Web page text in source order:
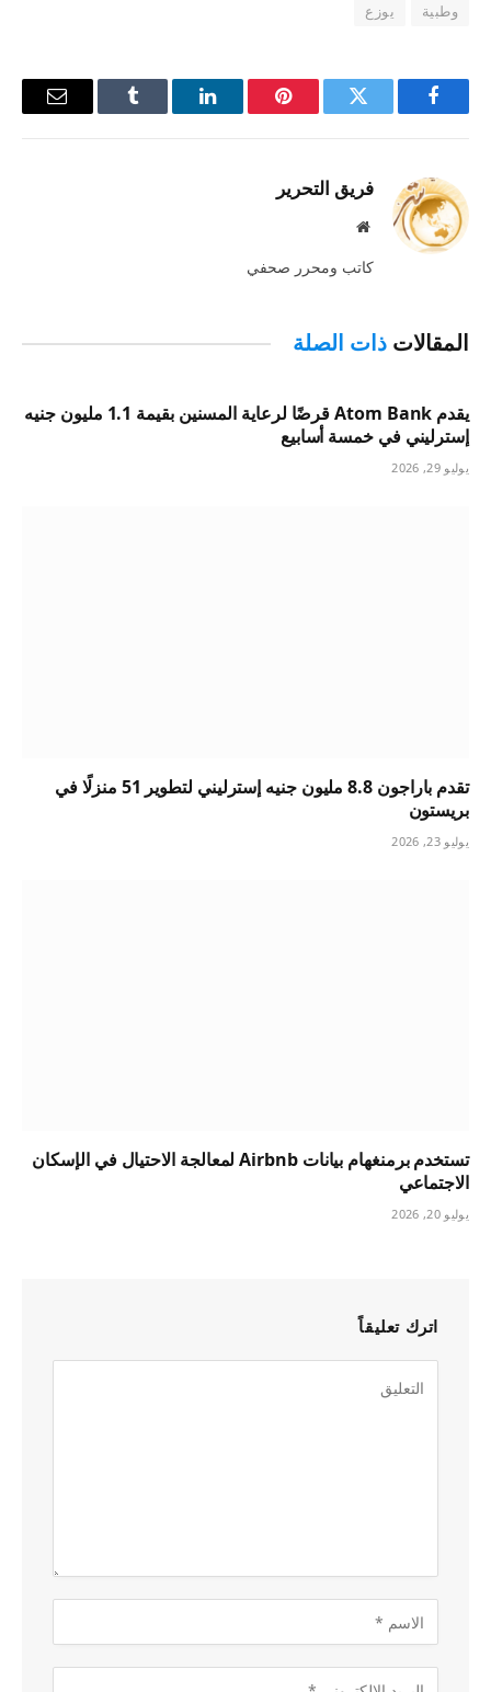
وطبية
يوزع
فيسبوك تويتر بينتيريستلينكدإن Tumblr
البريد
فريق التحرير
موقع
كاتب ومحرر صحفي
المقالات ذات الصلة
يقدم Atom Bank قرضًا لرعاية المسنين بقيمة 1.1 مليون جنيه
إسترليني في خمسة أسابيع
يوليو 29, 2026
تقدم باراجون 8.8 مليون جنيه إسترليني لتطوير 51 منزلًا في
بريستون
يوليو 23, 2026
تستخدم برمنغهام بيانات Airbnb لمعالجة الاحتيال في الإسكان
الاجتماعي
يوليو 20, 2026
اترك تعليقاً